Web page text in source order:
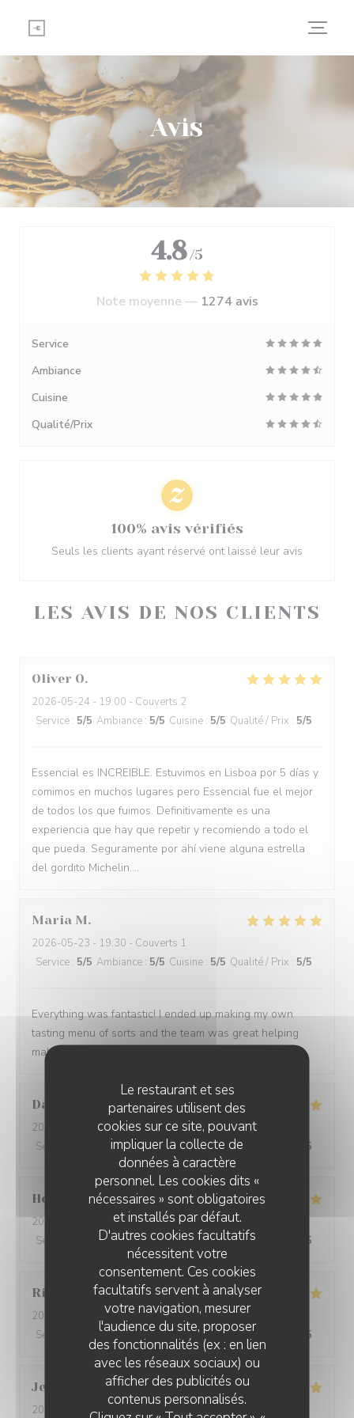
Le restaurant et ses
partenaires utilisent des
cookies sur ce site, pouvant
impliquer la collecte de
données à caractère
personnel. Les cookies dits «
nécessaires » sont obligatoires
et installés par défaut.
D'autres cookies facultatifs
nécessitent votre
consentement. Ces cookies
facultatifs servent à analyser
votre navigation, mesurer
l'audience du site, proposer
des fonctionnalités (ex : en lien
avec les réseaux sociaux) ou
afficher des publicités ou
contenus personnalisés.
Avis
LES AVIS DE NOS CLIENTS
Oliver O
2026-05-24 - 19:00 - Couverts 2
Service : 5/5 Ambiance : 5/5 Cuisine : 5/5 Qualité / Prix : 5/5
Essencial es INCREIBLE. Estuvimos en Lisboa por 5 días y
comimos en muchos lugares pero Essencial fue el mejor
de todos los que fuimos. Definitivamente es una
experiencia que hay que repetir y recomiendo a todo el
que pueda. Seguramente por ahí viene alguna estrella
del gordito Michelin....
Maria M
2026-05-23 - 19:30 - Couverts 1
Service : 5/5 Ambiance : 5/5 Cuisine : 5/5 Qualité / Prix : 5/5
Everything was fantastic! I ended up making my own
tasting menu of sorts and the team was great helping
making a wine paring for each course.
David
2026-05-28
- 19:15 - Couverts 7
Service
Ambiance:5/5 Cuisine: 5/5 Qualité / Prix /5
Ho Fung T
2026-05-24
- 19:30 - Couverts 2
Service
Ambiance: 5/5 Cuisine :5/5 Qualité / Prix /5
Riccardo L
2026-05-25
- 21:45 - Couverts 2
Service
Ambiance:4 /5 Cuisine : 5/5 Qualité / Prix /5
Jenny
2026-05-25 - 21:15 - Couverts 2
4.8 /5
Note moyenne — 1274 avis
Service
Ambiance
Cuisine
Qualité/Prix
100% avis vérifiés
Seuls les clients ayant réservé ont laissé leur avis